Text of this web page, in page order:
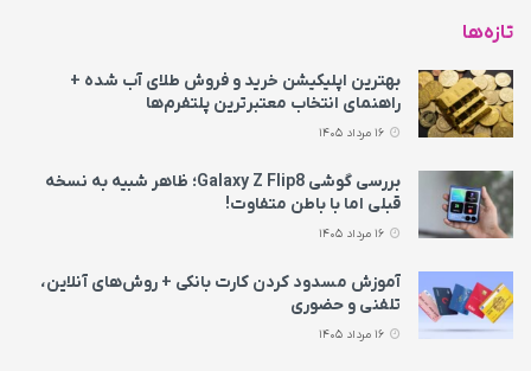
تازه‌ها
بهترین اپلیکیشن خرید و فروش طلای آب شده +
راهنمای انتخاب معتبرترین پلتفرم‌ها
بررسی گوشی Galaxy Z Flip8؛ ظاهر شبیه به نسخه
قبلی اما با باطن متفاوت!
آموزش مسدود کردن کارت بانکی + روش‌های آنلاین،
تلفنی و حضوری